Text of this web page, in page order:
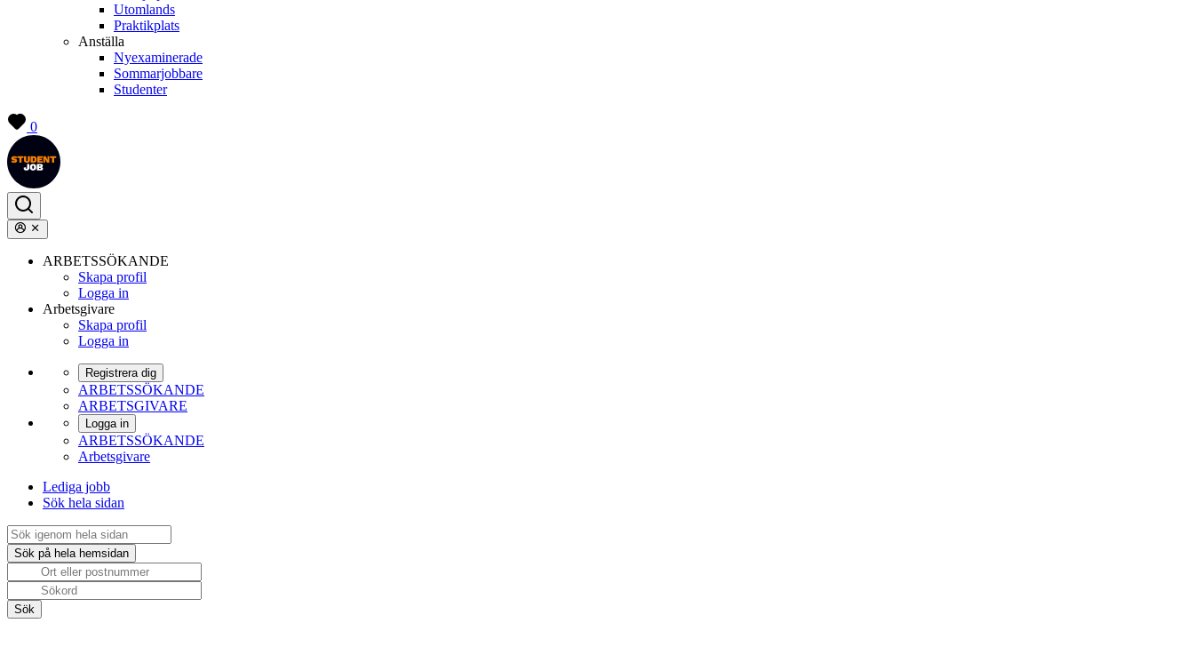
Utomlands
Praktikplats
Anställa
Nyexaminerade
Sommarjobbare
Studenter
0
ARBETSSÖKANDE
Skapa profil
Logga in
Arbetsgivare
Skapa profil
Logga in
Registrera dig
ARBETSSÖKANDE
ARBETSGIVARE
Logga in
ARBETSSÖKANDE
Arbetsgivare
Lediga jobb
Sök hela sidan